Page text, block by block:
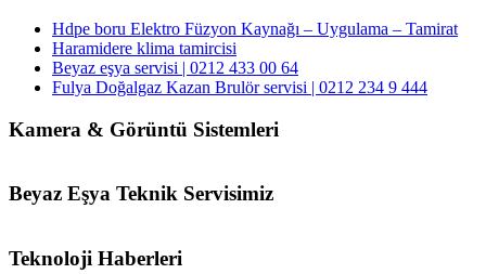
Hdpe boru Elektro Füzyon Kaynağı – Uygulama – Tamirat
Haramidere klima tamircisi
Beyaz eşya servisi | 0212 433 00 64
Fulya Doğalgaz Kazan Brulör servisi | 0212 234 9 444
Kamera & Görüntü Sistemleri
Beyaz Eşya Teknik Servisimiz
Teknoloji Haberleri